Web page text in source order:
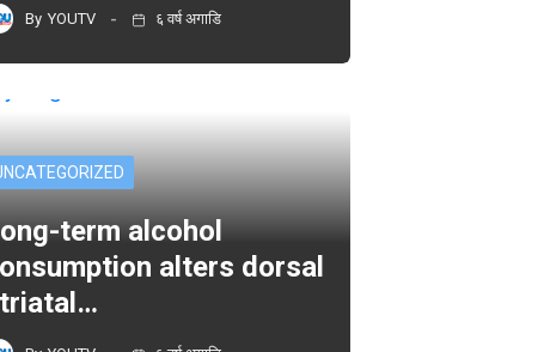
By YOUTV ६ वर्ष अगाडि
term alcohol
alters dorsal